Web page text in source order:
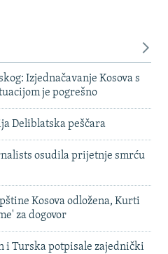
Izjednačavanje Kosova s
je pogrešno
Deliblatska peščara
osudila prijetnje smrću
Kosova odložena, Kurti
za dogovor
i Turska potpisale zajednički